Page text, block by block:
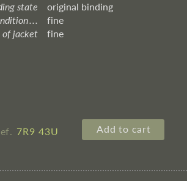
state
original binding
. . .
fine
of jacket
fine
7R9 43U Add to cart